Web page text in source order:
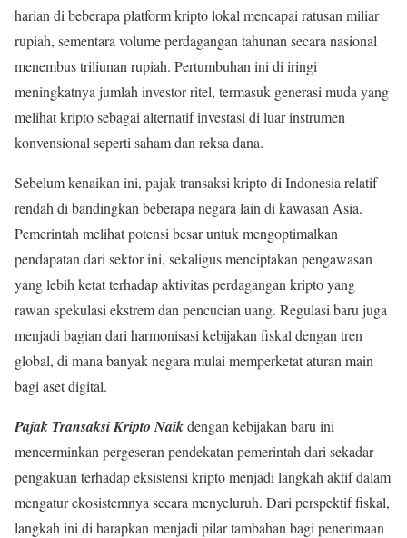
harian di beberapa platform kripto lokal mencapai ratusan miliar
rupiah, sementara volume perdagangan tahunan secara nasional
menembus triliunan rupiah. Pertumbuhan ini di iringi
meningkatnya jumlah investor ritel, termasuk generasi muda yang
melihat kripto sebagai alternatif investasi di luar instrumen
konvensional seperti saham dan reksa dana.
Sebelum kenaikan ini, pajak transaksi kripto di Indonesia relatif
rendah di bandingkan beberapa negara lain di kawasan Asia.
Pemerintah melihat potensi besar untuk mengoptimalkan
pendapatan dari sektor ini, sekaligus menciptakan pengawasan
yang lebih ketat terhadap aktivitas perdagangan kripto yang
rawan spekulasi ekstrem dan pencucian uang. Regulasi baru juga
menjadi bagian dari harmonisasi kebijakan fiskal dengan tren
global, di mana banyak negara mulai memperketat aturan main
bagi aset digital.
Pajak Transaksi Kripto Naikdengan kebijakan baru ini
mencerminkan pergeseran pendekatan pemerintah dari sekadar
pengakuan terhadap eksistensi kripto menjadi langkah aktif dalam
mengatur ekosistemnya secara menyeluruh. Dari perspektif fiskal,
langkah ini di harapkan menjadi pilar tambahan bagi penerimaan